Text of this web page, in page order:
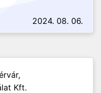
2024. 08. 06.
Kft.